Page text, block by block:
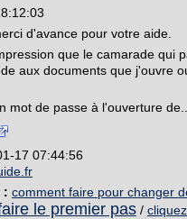
d'avance pour votre aide.
que le camarade qui
aux documents que j'ouvre
mot de passe à l'ouverture de...
17 07:44:56
: comment faire pour changer
le premier pas /